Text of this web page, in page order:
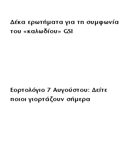
Δέκα ερωτήματα για τη συμφωνία
του «καλωδίου» GSI
Εορτολόγιο 7 Αυγούστου: Δείτε
ποιοι γιορτάζουν σήμερα